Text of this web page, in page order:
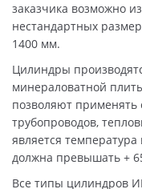
заказчика возможно
нестандартных
1400 мм.
Цилиндры
минераловатной
позволяют применять
трубопроводов,
является
должна превышать +
Все типы цилиндров